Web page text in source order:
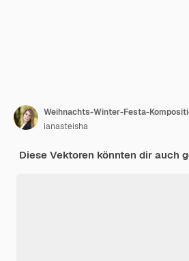
ianasteisha
Diese Vektoren könnten dir auch